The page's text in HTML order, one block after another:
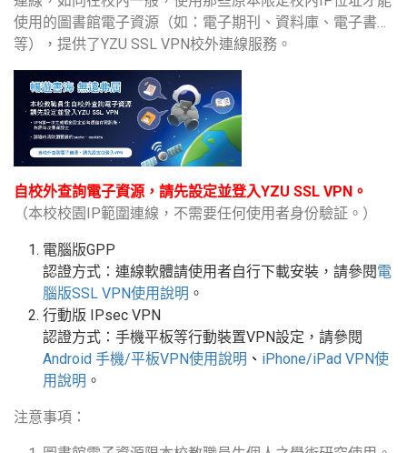
使用的圖書館電子資源（如：電子期刊、資料庫、電子書…
等），提供了YZU SSL VPN校外連線服務。
自校外查詢電子資源，請先設定並登入YZU SSL VPN。
（本校校園IP範圍連線，不需要任何使用者身份驗証。）
電腦版GPP
認證方式：連線軟體請使用者自行下載安裝，請參閱電
腦版SSL VPN使用說明 。
行動版
IPsec VPN
認證方式：手機平板等行動裝置VPN設定 ，請參閱
Android 手機/平板VPN使用說明 、 iPhone/iPad VPN使
用說明 。
注意事項：